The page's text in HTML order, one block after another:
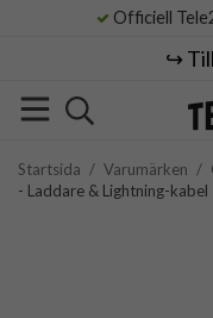
Officiell
↪️
Startsida / Varumärken /
- Laddare & Lightning-